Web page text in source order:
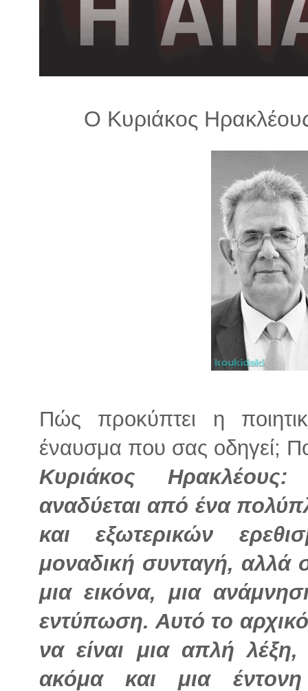
Ο Κυριάκος
Πώς προκύπτει η
έναυσμα που σας οδηγεί;
Κυριάκος
αναδύεται από ένα
και εξωτερικών
μοναδική συνταγή, αλλά
μια εικόνα, μια
εντύπωση. Αυτό το
να είναι μια απλή
ακόμα και μια έντονη